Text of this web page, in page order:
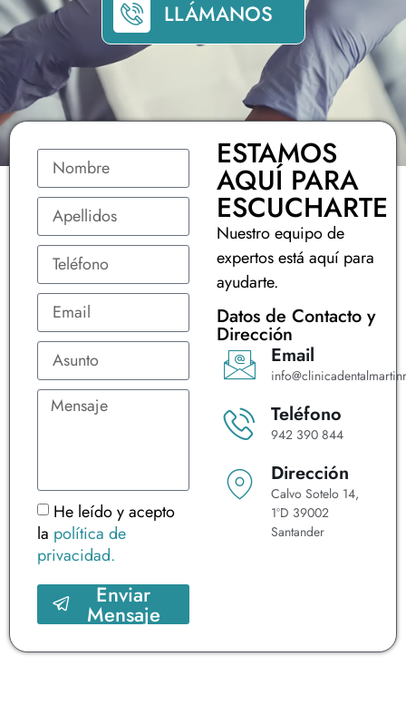
LLÁMANOS
He leído y acepto
la política de
privacidad.
Enviar
Mensaje
ESTAMOS
AQUÍ PARA
ESCUCHARTE
Nuestro equipo de
expertos está aquí para
ayudarte.
Datos de Contacto y
Dirección
Email
Teléfono
942 390 844
Dirección
Calvo Sotelo 14,
1ºD 39002
Santander